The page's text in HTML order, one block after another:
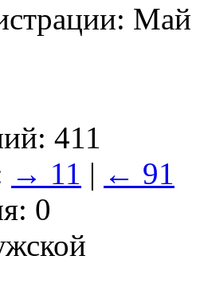
Май
411
→ 11 | ← 91
0